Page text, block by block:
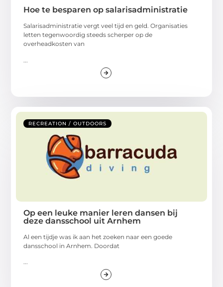
Hoe te besparen op salarisadministratie
Salarisadministratie vergt veel tijd en geld. Organisaties
letten tegenwoordig steeds scherper op de
overheadkosten van
RECREATION / OUTDOORS
Op een leuke manier leren dansen bij
deze dansschool uit Arnhem
Al een tijdje was ik aan het zoeken naar een goede
dansschool in Arnhem. Doordat
...